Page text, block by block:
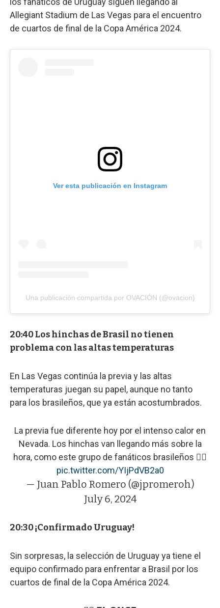
Allegiant Stadium de Las Vegas para el encuentro
de cuartos de final de la Copa América 2024.
Ver esta publicación en Instagram
Una publicación compartida por OVACIÓN (@ovacion)
20:40 Los hinchas de Brasil no tienen
problema con las altas temperaturas
En Las Vegas continúa la previa y las altas
temperaturas juegan su papel, aunque no tanto
para los brasileños, que ya están acostumbrados.
La previa fue diferente hoy por el intenso calor en
Nevada. Los hinchas van llegando más sobre la
hora, como este grupo de fanáticos brasileños 👇🏼
pic.twitter.com/YIjPdVB2a0
— Juan Pablo Romero (@jpromeroh)
July 6, 2024
20:30 ¡Confirmado Uruguay!
Sin sorpresas, la selección de Uruguay ya tiene el
equipo confirmado para enfrentar a Brasil por los
cuartos de final de la Copa América 2024.